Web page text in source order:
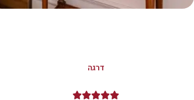
דרגה




